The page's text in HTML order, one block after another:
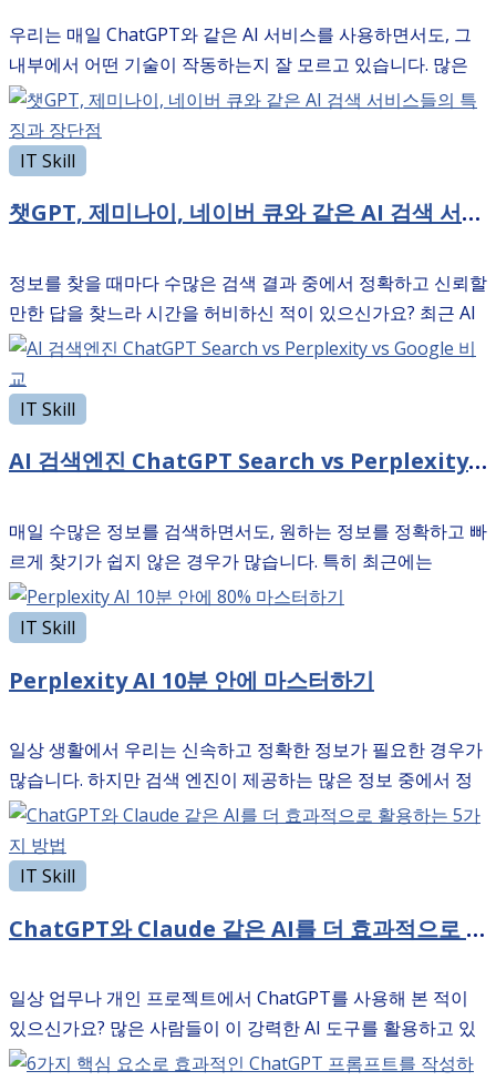
우리는 매일 ChatGPT와 같은 AI 서비스를 사용하면서도, 그
내부에서 어떤 기술이 작동하는지 잘 모르고 있습니다. 많은
사람들이 이 신기한 기술의 작동 원리에 대해 궁금증을 가지고
있습니다. 그래서 오늘은 ChatGPT의 핵심 …
IT Skill
챗GPT, 제미나이, 네이버 큐와 같은 AI 검색 서비스들의 특징과 장단점
정보를 찾을 때마다 수많은 검색 결과 중에서 정확하고 신뢰할
만한 답을 찾느라 시간을 허비하신 적이 있으신가요? 최근 AI
기술의 발전으로 검색 방식이 완전히 새로워지고 있습니다. 그
래서 오늘은 챗GPT, 제미나이, 네이버 …
IT Skill
AI 검색엔진 ChatGPT Search vs Perplexity vs Google 비교
매일 수많은 정보를 검색하면서도, 원하는 정보를 정확하고 빠
르게 찾기가 쉽지 않은 경우가 많습니다. 특히 최근에는
ChatGPT Search와 Perplexity 같은 AI 검색엔진이 등장하면
서 검색 방식에도 큰 변화가 일어나고 있습니다. 그래서 오늘
은 …
IT Skill
Perplexity AI 10분 안에 마스터하기
일상 생활에서 우리는 신속하고 정확한 정보가 필요한 경우가
많습니다. 하지만 검색 엔진이 제공하는 많은 정보 중에서 정
확하고 관련성 높은 답변을 찾는 것은 여전히 시간이 걸리는
작업입니다. 그래서 오늘은 이러한 문제를 …
IT Skill
ChatGPT와 Claude 같은 AI를 더 효과적으로 활용하는 5가지 방법
일상 업무나 개인 프로젝트에서 ChatGPT를 사용해 본 적이
있으신가요? 많은 사람들이 이 강력한 AI 도구를 활용하고 있
지만, 그 잠재력을 완전히 발휘하지 못하는 경우가 많습니다.